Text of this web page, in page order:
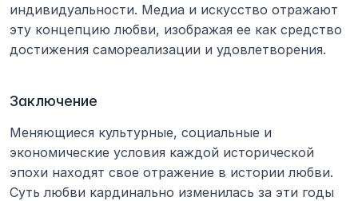
индивидуальности. Медиа и искусство отражают
эту концепцию любви, изображая ее как средство
достижения самореализации и удовлетворения.
Заключение
Меняющиеся культурные, социальные и
экономические условия каждой исторической
эпохи находят свое отражение в истории любви.
Суть любви кардинально изменилась за эти годы